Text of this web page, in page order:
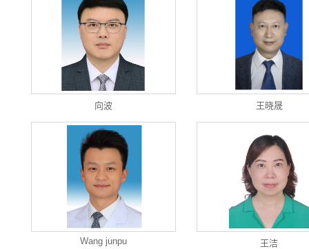
向波 王晓晟
Wang junpu 王洁